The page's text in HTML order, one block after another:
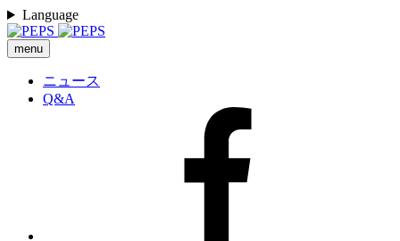
Language
menu
ニュース
Q&A